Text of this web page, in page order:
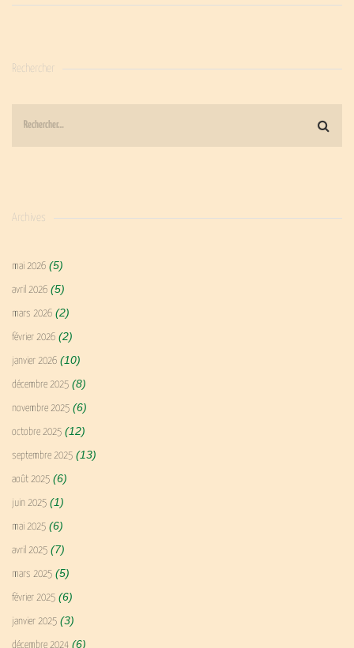
Rechercher
Archives
mai 2026 (5)
avril 2026 (5)
mars 2026 (2)
février 2026 (2)
janvier 2026 (10)
décembre 2025 (8)
novembre 2025 (6)
octobre 2025 (12)
septembre 2025 (13)
août 2025 (6)
juin 2025 (1)
mai 2025 (6)
avril 2025 (7)
mars 2025 (5)
février 2025 (6)
janvier 2025 (3)
décembre 2024 (6)